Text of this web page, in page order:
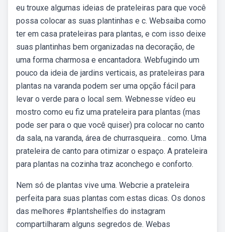
eu trouxe algumas ideias de prateleiras para que você
possa colocar as suas plantinhas e c. Websaiba como
ter em casa prateleiras para plantas, e com isso deixe
suas plantinhas bem organizadas na decoração, de
uma forma charmosa e encantadora. Webfugindo um
pouco da ideia de jardins verticais, as prateleiras para
plantas na varanda podem ser uma opção fácil para
levar o verde para o local sem. Webnesse vídeo eu
mostro como eu fiz uma prateleira para plantas (mas
pode ser para o que você quiser) pra colocar no canto
da sala, na varanda, área de churrasqueira… como. Uma
prateleira de canto para otimizar o espaço. A prateleira
para plantas na cozinha traz aconchego e conforto.
Nem só de plantas vive uma. Webcrie a prateleira
perfeita para suas plantas com estas dicas. Os donos
das melhores #plantshelfies do instagram
compartilharam alguns segredos de. Webas